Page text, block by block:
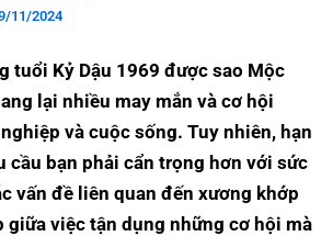
11/2024
tuổi Kỷ Dậu 1969 được sao Mộc
lại nhiều may mắn và cơ hội
và cuộc sống. Tuy nhiên, hạn
cầu bạn phải cẩn trọng hơn với sức
vấn đề liên quan đến xương khớp
giữa việc tận dụng những cơ hội mà